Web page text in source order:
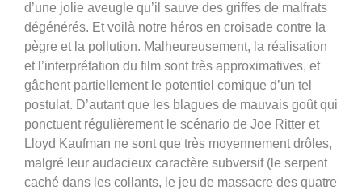
d’une jolie aveugle qu’il sauve des griffes de malfrats
dégénérés. Et voilà notre héros en croisade contre la
pègre et la pollution. Malheureusement, la réalisation
et l’interprétation du film sont très approximatives, et
gâchent partiellement le potentiel comique d’un tel
postulat. D’autant que les blagues de mauvais goût qui
ponctuent régulièrement le scénario de Joe Ritter et
Lloyd Kaufman ne sont que très moyennement drôles,
malgré leur audacieux caractère subversif (le serpent
caché dans les collants, le jeu de massacre des quatre